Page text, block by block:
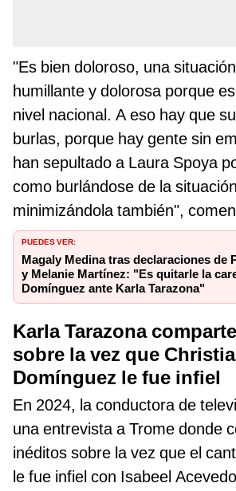
"Es bien doloroso, una
humillante y dolorosa porque
nivel nacional. A eso hay que
burlas, porque hay gente sin
han sepultado a Laura Spoya
como burlándose de la
minimizándola también",
PUEDES VER:
Magaly Medina tras declaraciones de
y Melanie Martínez: "Es quitarle la
Domínguez ante Karla Tarazona"
Karla Tarazona
sobre la vez que
Domínguez le fue infiel
En 2024, la conductora de
una entrevista a Trome donde
inéditos sobre la vez que el
le fue infiel con Isabeel